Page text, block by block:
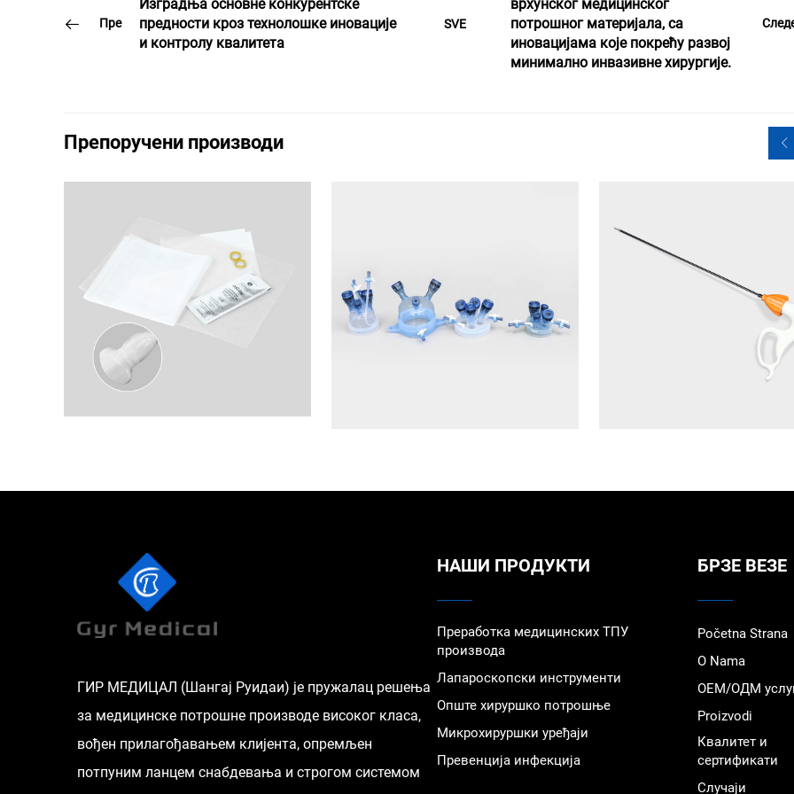
Пре
Изградња основне конкурентске
предности кроз технолошке иновације
и контролу квалитета
SVE
врхунског медицинског
потрошног материјала, са
иновацијама које покрећу развој
минимално инвазивне хирургије.
Препоручени производи
ГИР МЕДИЦАЛ (Шангај Руидаи) је пружалац решења
за медицинске потрошне производе високог класа,
вођен прилагођавањем клијента, опремљен
потпуним ланцем снабдевања и строгом системом
НАШИ ПРОДУКТИ
Преработка медицинских ТПУ
производа
Лапароскопски инструменти
Опште хируршко потрошње
Микрохируршки уређаји
Превенција инфекција
БРЗЕ ВЕЗЕ
Početna Strana
O Nama
ОЕМ/ОДМ
Proizvodi
Квалитет и
сертификати
Случаји